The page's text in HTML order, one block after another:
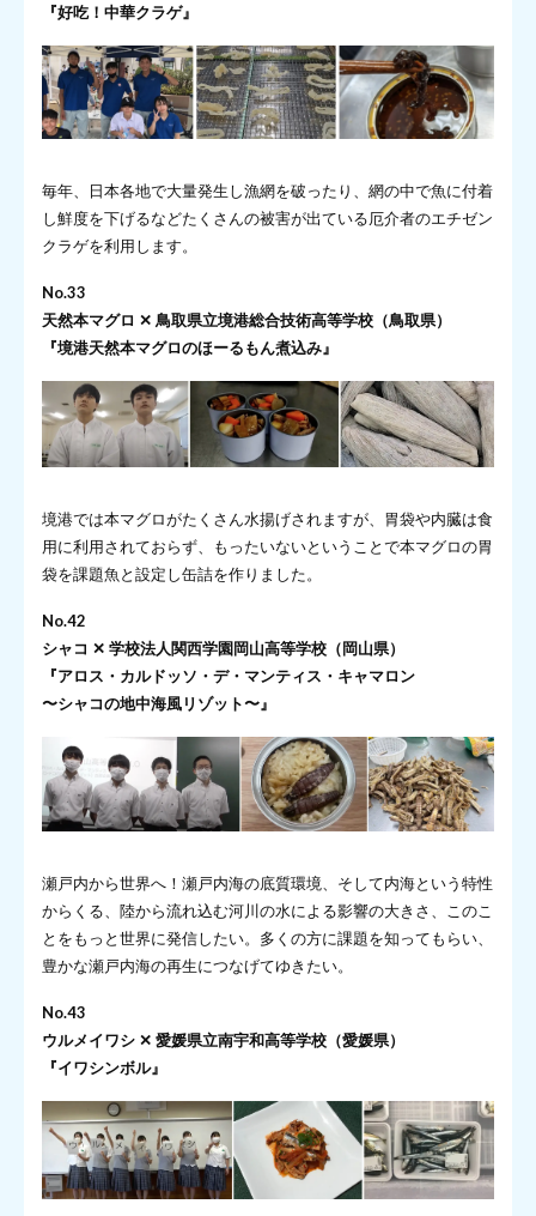
『好吃！中華クラゲ』
毎年、日本各地で大量発生し漁網を破ったり、網の中で魚に付着
し鮮度を下げるなどたくさんの被害が出ている厄介者のエチゼン
クラゲを利用します。
No.33
天然本マグロ ✕ 鳥取県立境港総合技術高等学校（鳥取県）
『境港天然本マグロのほーるもん煮込み』
境港では本マグロがたくさん水揚げされますが、胃袋や内臓は食
用に利用されておらず、もったいないということで本マグロの胃
袋を課題魚と設定し缶詰を作りました。
No.42
シャコ ✕ 学校法人関西学園岡山高等学校（岡山県）
『アロス・カルドッソ・デ・マンティス・キャマロン
〜シャコの地中海風リゾット〜』
瀬戸内から世界へ！瀬戸内海の底質環境、そして内海という特性
からくる、陸から流れ込む河川の水による影響の大きさ、このこ
とをもっと世界に発信したい。多くの方に課題を知ってもらい、
豊かな瀬戸内海の再生につなげてゆきたい。
No.43
ウルメイワシ ✕ 愛媛県立南宇和高等学校（愛媛県）
『イワシンボル』